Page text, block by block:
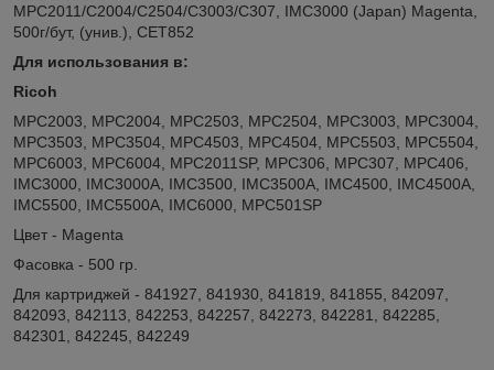
MPC2011/C2004/C2504/C3003/C307, IMC3000 (Japan) Magenta,
500г/бут, (унив.), CET852
Для использования в:
Ricoh
MPC2003, MPC2004, MPC2503, MPC2504, MPC3003, MPC3004,
MPC3503, MPC3504, MPC4503, MPC4504, MPC5503, MPC5504,
MPC6003, MPC6004, MPC2011SP, MPC306, MPC307, MPC406,
IMC3000, IMC3000A, IMC3500, IMC3500A, IMC4500, IMC4500A,
IMC5500, IMC5500A, IMC6000, MPC501SP
Цвет - Magenta
Фасовка - 500 гр.
Для картриджей - 841927, 841930, 841819, 841855, 842097,
842093, 842113, 842253, 842257, 842273, 842281, 842285,
842301, 842245, 842249